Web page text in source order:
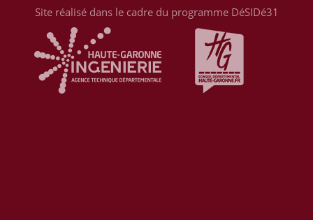
Site réalisé dans le cadre du programme DéSIDé31